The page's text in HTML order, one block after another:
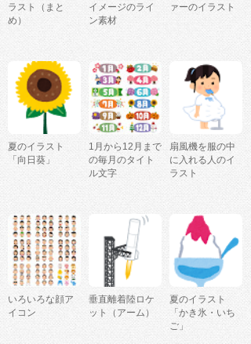
ラスト（まと
め）
イメージのライ
ン素材
ァーのイラスト
夏のイラスト
「向日葵」
1月から12月まで
の毎月のタイト
ル文字
扇風機を服の中
に入れる人のイ
ラスト
いろいろな顔ア
イコン
垂直離着陸ロケ
ット（アーム）
夏のイラスト
「かき氷・いち
ご」